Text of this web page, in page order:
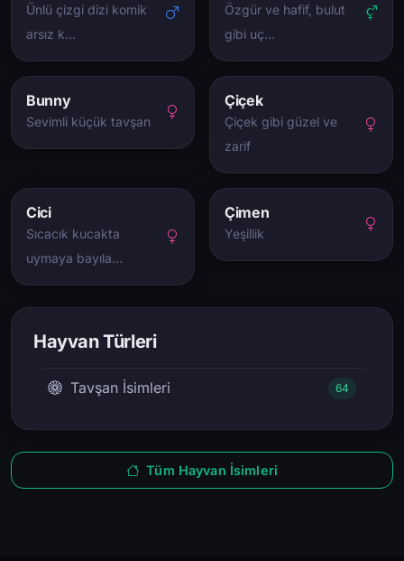
Ünlü çizgi dizi komik
arsız k…
Özgür ve hafif, bulut
gibi uç…
Bunny
Sevimli küçük tavşan
Çiçek
Çiçek gibi güzel ve
zarif
Cici
Sıcacık kucakta
uymaya bayıla…
Çimen
Yeşillik
Hayvan Türleri
Tavşan İsimleri 64
Tüm Hayvan İsimleri